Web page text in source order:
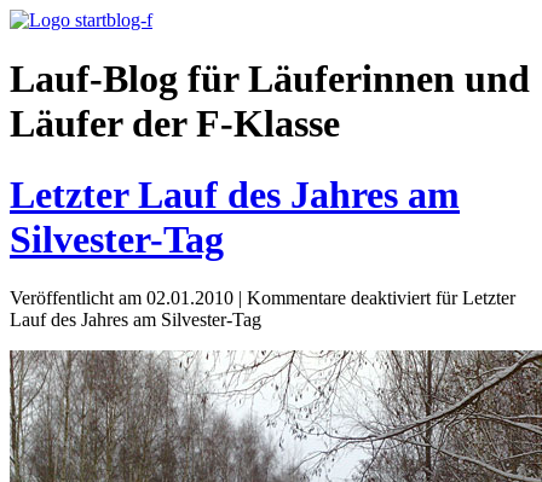
Lauf-Blog für Läuferinnen und
Läufer der F-Klasse
Letzter Lauf des Jahres am
Silvester-Tag
Veröffentlicht am 02.01.2010 | Kommentare deaktiviert für Letzter
Lauf des Jahres am Silvester-Tag